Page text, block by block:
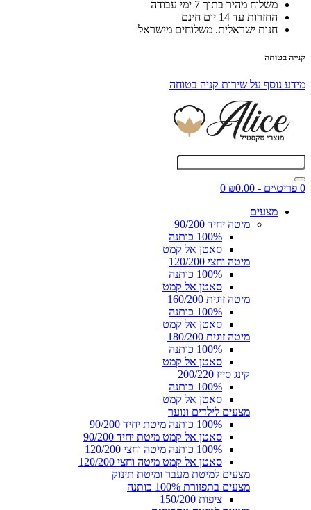
משלוח מהיר בתוך 7 ימי עבודה
החזרות עד 14 יום חינם
חנות ישראלית. משלוחים מישראל
קנייה בטוחה
מידע נוסף על שירות קניה בטוחה
0 פריט\ים - ₪0.00
0
מצעים
מיטה יחיד 90/200
100% כותנה
סאטן אל קמט
מיטה וחצי 120/200
100% כותנה
סאטן אל קמט
מיטה זוגית 160/200
100% כותנה
סאטן אל קמט
מיטה זוגית 180/200
100% כותנה
סאטן אל קמט
קינג סייז 200/220
100% כותנה
סאטן אל קמט
מצעים לילדים ונוער
100% כותנה מיטת יחיד 90/200
סאטן אל קמט מיטת יחיד 90/200
100% כותנה מיטה וחצי 120/200
סאטן אל קמט מיטה וחצי 120/200
מצעים למיטת מעבר ומיטת תינוק
מצעים בתפזורת 100% כותנה
ציפות 150/200